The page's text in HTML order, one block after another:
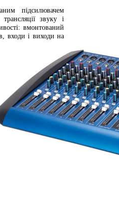
підсилювачем
звуку і
вмонтований
входи і виходи на